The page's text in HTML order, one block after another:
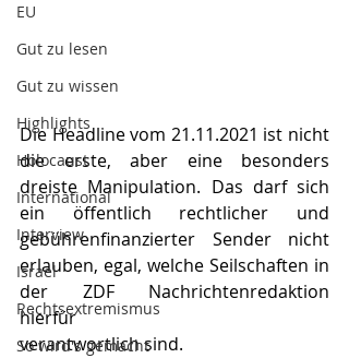
EU
Gut zu lesen
Gut zu wissen
Highlights
Holocaust
International
Interview
Israel
Rechtsextremismus
So wird's gemacht
Die Headline vom 21.11.2021 ist nicht
die erste, aber eine besonders
dreiste Manipulation. Das darf sich
ein öffentlich rechtlicher und
gebührenfinanzierter Sender nicht
erlauben, egal, welche Seilschaften in
der ZDF Nachrichtenredaktion
hierfür
verantwortlich sind.